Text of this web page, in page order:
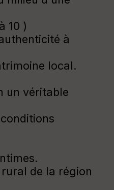
10 )
à
local.
un véritable
de la région